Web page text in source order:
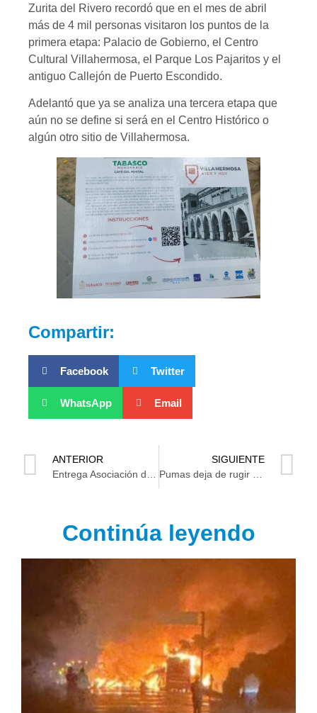
Zurita del Rivero recordó que en el mes de abril
más de 4 mil personas visitaron los puntos de la
primera etapa: Palacio de Gobierno, el Centro
Cultural Villahermosa, el Parque Los Pajaritos y el
antiguo Callejón de Puerto Escondido.
Adelantó que ya se analiza una tercera etapa que
aún no se define si será en el Centro Histórico o
algún otro sitio de Villahermosa.
Compartir:
Facebook Twitter
WhatsApp Email
ANTERIOR
SIGUIENTE
Continúa leyendo